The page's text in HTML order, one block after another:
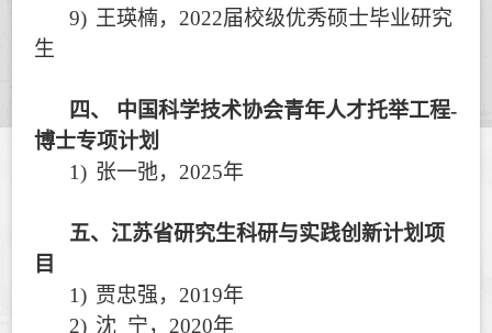
9) 王瑛楠， 2022届校级优秀硕士毕业研究
生
四、 中国科学技术协会青年人才托举工程-
博士专项计划
1) 张一弛， 2025年
五、江苏省研究生科研与实践创新计划项
目
1) 贾忠强， 2019年
2) 沈 宁， 2020年